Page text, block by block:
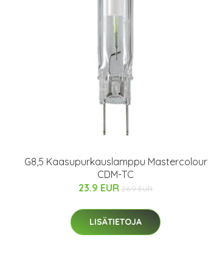
G8,5 Kaasupurkauslamppu Mastercolour
CDM-TC
23.9 EUR 26.9 EUR
LISÄTIETOJA